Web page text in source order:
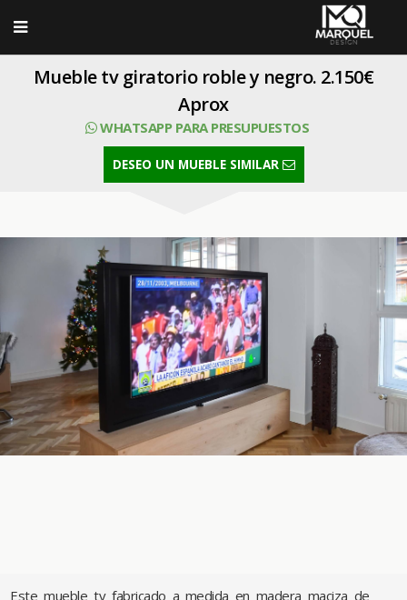
Mueble tv giratorio roble y negro. 2.150€
Aprox
WHATSAPP PARA PRESUPUESTOS
DESEO UN MUEBLE SIMILAR
SELECT Codimg,Foto,Titulo,CodiProp FROM Imagen where
CodiProp=37 order by Orden ASC
Este mueble tv fabricado a medida en madera maciza de